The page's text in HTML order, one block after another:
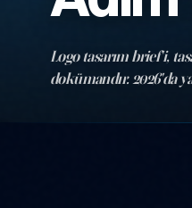
Logo tasarım brief'i,
dokümandır. 2026'da